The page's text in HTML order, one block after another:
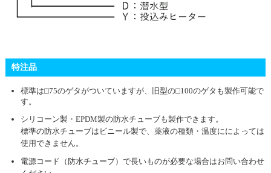
特注品
標準は□75のゲタがついていますが、旧型の□100のゲタも製作可能で
す。
シリコーン製・EPDM製の防水チューブも製作できます。
標準の防水チューブはビニール製で、薬液の種類・温度にによっては
使用できません。
電源コード（防水チューブ）で長いものが必要な場合はお問い合わせ